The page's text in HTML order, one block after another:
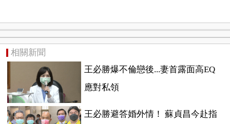
相關新聞
王必勝爆不倫戀後...妻首露面高EQ
應對私領
王必勝避答婚外情！ 蘇貞昌今赴指